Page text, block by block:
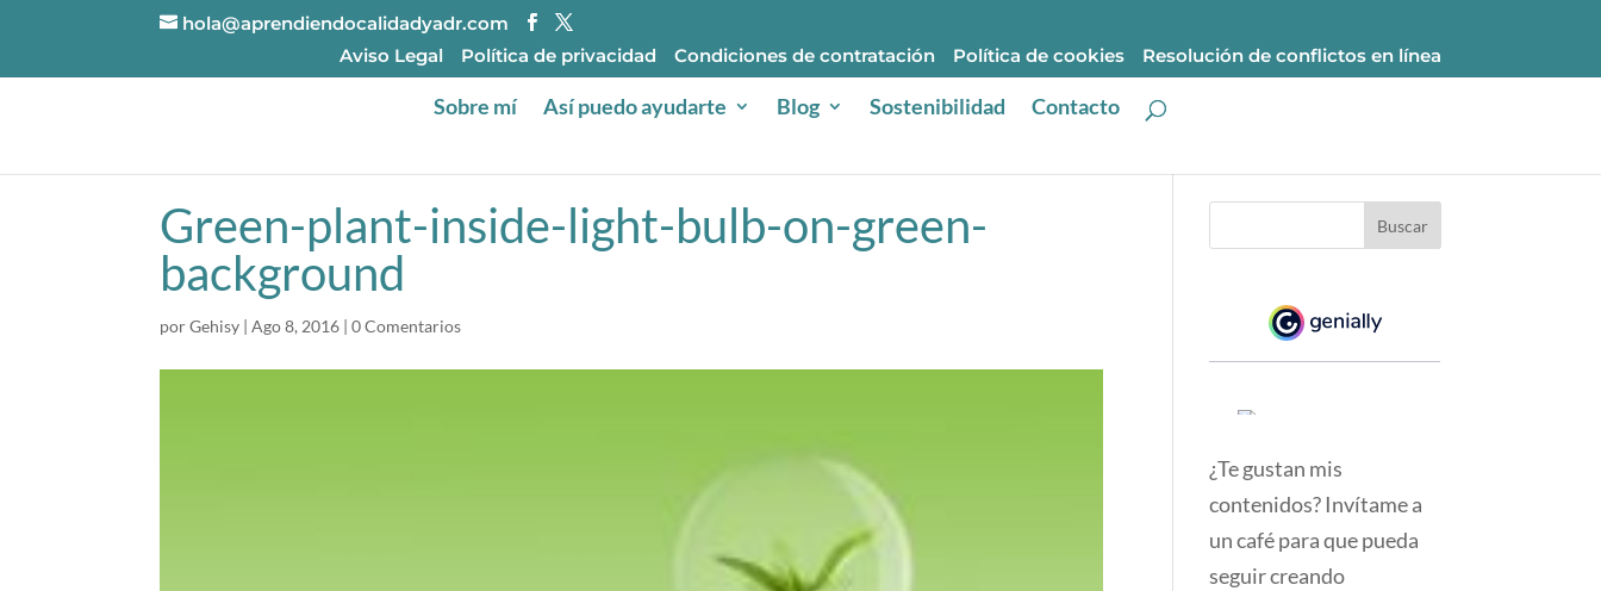
hola@aprendiendocalidadyadr.com
Aviso Legal
Política de privacidad Condiciones de contratación Política de cookies Resolución de conflictos en línea
Sobre mí Así puedo ayudarte Blog Sostenibilidad Contacto
Green-plant-inside-light-bulb-on-green-
background
porGehisy |Ago 8, 2016 |0 Comentarios
¿Te gustan mis
contenidos? Invítame a
un café para que pueda
seguir creando